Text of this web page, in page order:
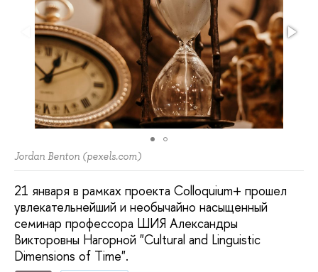
Jordan Benton (pexels.com)
21 января в рамках проекта Colloquium+ прошел
увлекательнейший и необычайно насыщенный
семинар профессора ШИЯ Александры
Викторовны Нагорной "Cultural and Linguistic
Dimensions of Time".